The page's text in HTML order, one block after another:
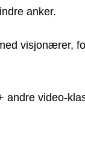
anker.
visjonærer,
andre video-